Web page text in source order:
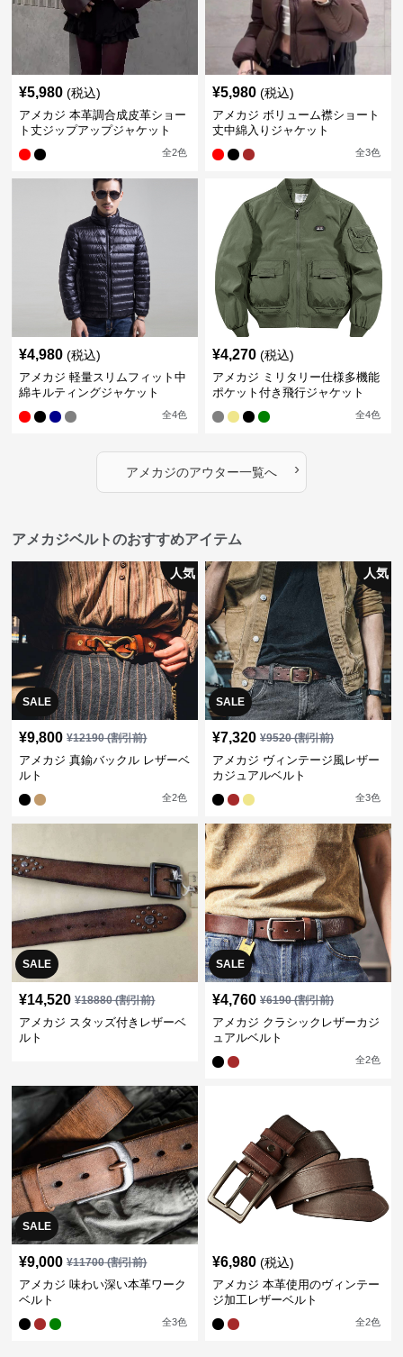
¥5,980 (税込)
アメカジ 本革調合成皮革ショー
ト丈ジップアップジャケット
全2色
¥5,980 (税込)
アメカジ ボリューム襟ショート
丈中綿入りジャケット
全3色
¥4,980 (税込)
アメカジ 軽量スリムフィット中
綿キルティングジャケット
全4色
¥4,270 (税込)
アメカジ ミリタリー仕様多機能
ポケット付き飛行ジャケット
全4色
アメカジのアウター一覧へ ›
アメカジベルトのおすすめアイテム
SALE
人気
¥9,800 ¥12190(割引前)
アメカジ 真鍮バックル レザーベ
ルト
全2色
SALE
人気
¥7,320 ¥9520(割引前)
アメカジ ヴィンテージ風レザー
カジュアルベルト
全3色
SALE
¥14,520 ¥18880(割引前)
アメカジ スタッズ付きレザーベ
ルト
SALE
¥4,760 ¥6190(割引前)
アメカジ クラシックレザーカジ
ュアルベルト
全2色
SALE
¥9,000 ¥11700(割引前)
アメカジ 味わい深い本革ワーク
ベルト
全3色
¥6,980 (税込)
アメカジ 本革使用のヴィンテー
ジ加工レザーベルト
全2色